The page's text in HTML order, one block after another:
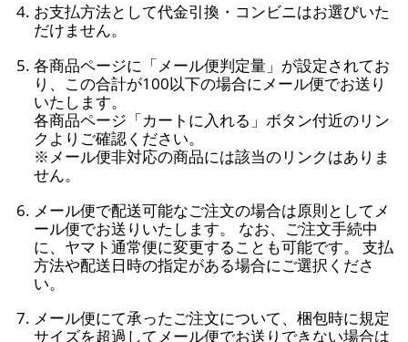
お支払方法として代金引換・コンビニはお選びいた
だけません。
各商品ページに「メール便判定量」が設定されてお
り、この合計が100以下の場合にメール便でお送り
いたします。
各商品ページ「カートに入れる」ボタン付近のリン
クよりご確認ください。
※メール便非対応の商品には該当のリンクはありま
せん。
メール便で配送可能なご注文の場合は原則としてメ
ール便でお送りいたします。 なお、ご注文手続中
に、ヤマト通常便に変更することも可能です。 支払
方法や配送日時の指定がある場合にご選択くださ
い。
メール便にて承ったご注文について、梱包時に規定
サイズを超過してメール便でお送りできない場合は